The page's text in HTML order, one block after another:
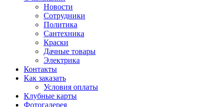
Новости
Сотрудники
Политика
Сантехника
Краски
Дачные товары
Электрика
Контакты
Как заказать
Условия оплаты
Клубные карты
Фотогалерея